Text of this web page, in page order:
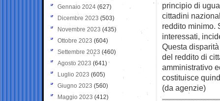
principio di
cittadini
reddito minimo.
interessati,
Questa
del reddito di
amministrativo
costituisce
(da agenzie)
Gennaio 2024 (627)
Dicembre 2023 (503)
Novembre 2023 (435)
Ottobre 2023 (604)
Settembre 2023 (460)
Agosto 2023 (641)
Luglio 2023 (605)
Giugno 2023 (560)
Maggio 2023 (412)